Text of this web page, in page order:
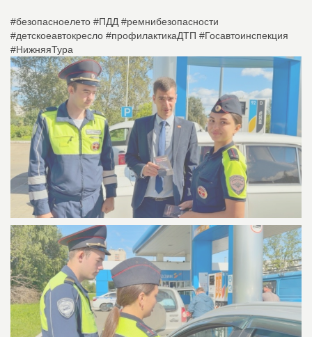
#безопасноелето #ПДД #ремнибезопасности
#детскоеавтокресло #профилактикаДТП #Госавтоинспекция
#НижняяТура